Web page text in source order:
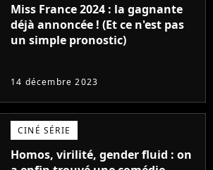
Miss France 2024 : la gagnante
déjà annoncée ! (Et ce n'est pas
un simple pronostic)
14 décembre 2023
CINÉ SÉRIE
Homos, virilité, gender fluid : on